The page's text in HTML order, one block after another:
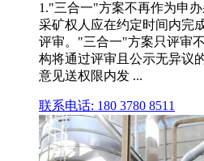
1."三合一"方案不再作为申办
采矿权人应在约定时间内完
评审。"三合一"方案只评审
构将通过评审且公示无异议
意见送权限内发 ...
联系电话: 180 3780 8511